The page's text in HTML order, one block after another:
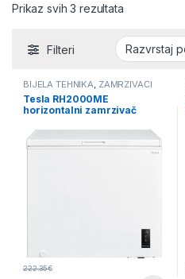
Prikaz svih 3 rezultataSorted by
Filteri
BIJELA TEHNIKA, ZAMRZIVAČI
Tesla RH2000ME
horizontalni zamrzivač
222.35€